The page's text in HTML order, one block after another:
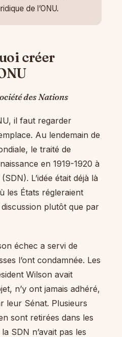
de l’ONU.
créer
des Nations
il faut regarder
Au lendemain de
le traité de
en 1919-1920 à
L’idée était déjà là
les États régleraient
plutôt que par
échec a servi de
l’ont condamnée. Les
Wilson avait
n’y ont jamais adhéré,
leur Sénat. Plusieurs
sont retirées dans les
SDN n’avait pas les